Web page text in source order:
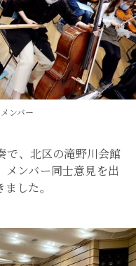
ンバー
で、北区の滝野川会館
メンバー同士意見を出
した。